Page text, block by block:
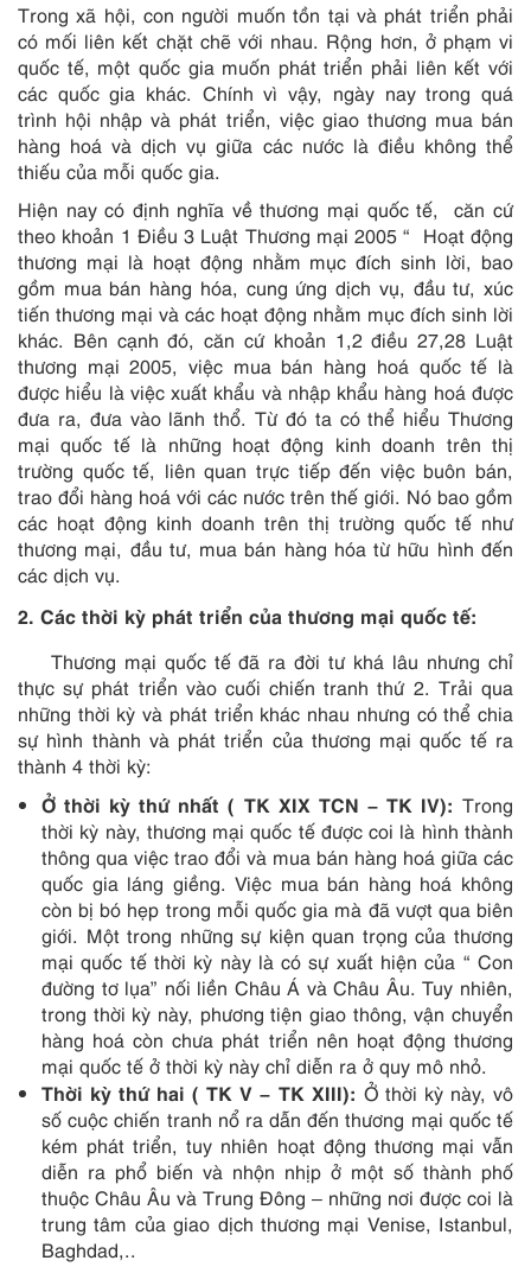
Trong xã hội, con người muốn tồn tại và phát triển phải
có mối liên kết chặt chẽ với nhau. Rộng hơn, ở phạm vi
quốc tế, một quốc gia muốn phát triển phải liên kết với
các quốc gia khác. Chính vì vậy, ngày nay trong quá
trình hội nhập và phát triển, việc giao thương mua bán
hàng hoá và dịch vụ giữa các nước là điều không thể
thiếu của mỗi quốc gia.
Hiện nay có định nghĩa về thương mại quốc tế, căn cứ
theo khoản 1 Điều 3 Luật Thương mại 2005 “ Hoạt động
thương mại là hoạt động nhằm mục đích sinh lời, bao
gồm mua bán hàng hóa, cung ứng dịch vụ, đầu tư, xúc
tiến thương mại và các hoạt động nhằm mục đích sinh lời
khác. Bên cạnh đó, căn cứ khoản 1,2 điều 27,28 Luật
thương mại 2005, việc mua bán hàng hoá quốc tế là
được hiểu là việc xuất khẩu và nhập khẩu hàng hoá được
đưa ra, đưa vào lãnh thổ. Từ đó ta có thể hiểu Thương
mại quốc tế là những hoạt động kinh doanh trên thị
trường quốc tế, liên quan trực tiếp đến việc buôn bán,
trao đổi hàng hoá với các nước trên thế giới. Nó bao gồm
các hoạt động kinh doanh trên thị trường quốc tế như
thương mại, đầu tư, mua bán hàng hóa từ hữu hình đến
các dịch vụ.
2. Các thời kỳ phát triển của thương mại quốc tế:
Thương mại quốc tế đã ra đời tư khá lâu nhưng chỉ
thực sự phát triển vào cuối chiến tranh thứ 2. Trải qua
những thời kỳ và phát triển khác nhau nhưng có thể chia
sự hình thành và phát triển của thương mại quốc tế ra
thành 4 thời kỳ:
Ở thời kỳ thứ nhất ( TK XIX TCN – TK IV): Trong
thời kỳ này, thương mại quốc tế được coi là hình thành
thông qua việc trao đổi và mua bán hàng hoá giữa các
quốc gia láng giềng. Việc mua bán hàng hoá không
còn bị bó hẹp trong mỗi quốc gia mà đã vượt qua biên
giới. Một trong những sự kiện quan trọng của thương
mại quốc tế thời kỳ này là có sự xuất hiện của “ Con
đường tơ lụa” nối liền Châu Á và Châu Âu. Tuy nhiên,
trong thời kỳ này, phương tiện giao thông, vận chuyển
hàng hoá còn chưa phát triển nên hoạt động thương
mại quốc tế ở thời kỳ này chỉ diễn ra ở quy mô nhỏ.
Thời kỳ thứ hai ( TK V – TK XIII): Ở thời kỳ này, vô
số cuộc chiến tranh nổ ra dẫn đến thương mại quốc tế
kém phát triển, tuy nhiên hoạt động thương mại vẫn
diễn ra phổ biến và nhộn nhịp ở một số thành phố
thuộc Châu Âu và Trung Đông – những nơi được coi là
trung tâm của giao dịch thương mại Venise, Istanbul,
Baghdad,..